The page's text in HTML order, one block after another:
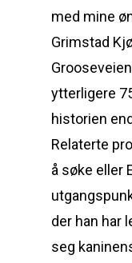
med mine
Grimstad
ytterligere
historien
Relaterte
å søke eller
der han har
seg